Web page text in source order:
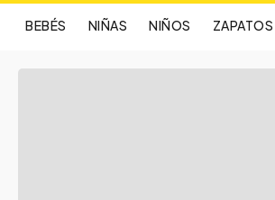
BEBÉS NIÑAS NIÑOS ZAPATOS